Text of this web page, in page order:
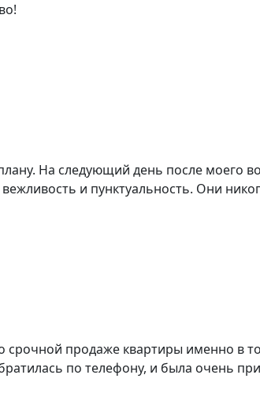
На следующий день после моего
и пунктуальность. Они
срочной продаже квартиры именно в
по телефону, и была очень